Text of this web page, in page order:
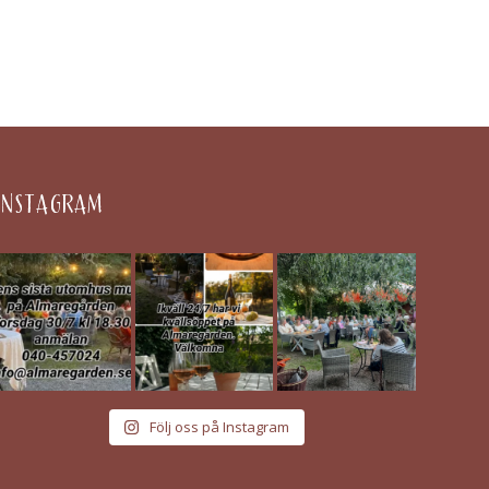
Följ oss på Instagram